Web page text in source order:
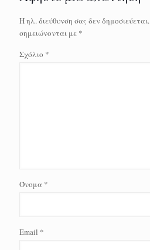
Η ηλ. διεύθυνση σας δεν δημοσιεύεται.
σημειώνονται με *
Σχόλιο *
Όνομα *
Email *